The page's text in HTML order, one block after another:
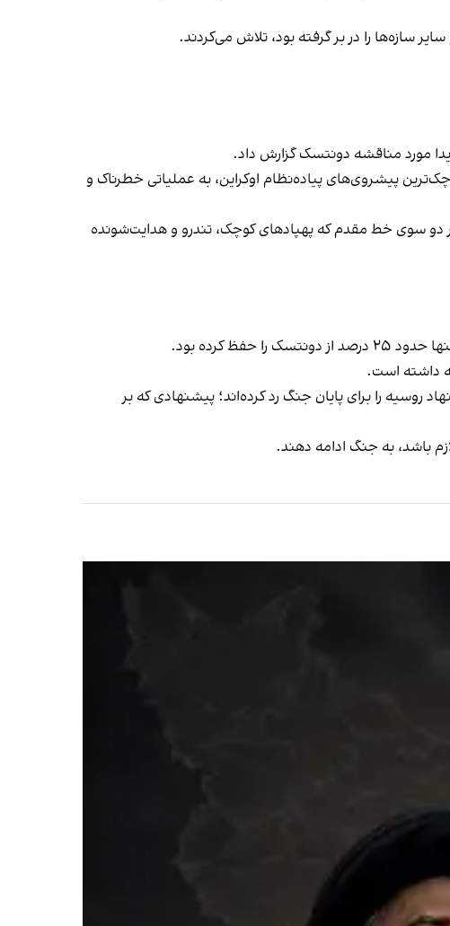
سازه‌ها را در بر گرفته بود، تلاش می‌کردند.
مورد مناقشه دونتسک گزارش داد.
پیشروی‌های پیاده‌نظام اوکراین، به عملیاتی خطرناک و
شهرک‌ها و شهرهای منطقه نیز کشیده شده است؛ نواری زمینی به عرض ۲۰ تا ۲۵ کیلومتر در دو سوی خط مقدم که پهپادهای کوچک، تندرو و هدایت‌شونده
کرده بود.
داشته است.
شهروندان اوکراینی قاطعانه پیشنهاد روسیه را برای پایان جنگ رد کرده‌اند؛ پیشنهادی که بر